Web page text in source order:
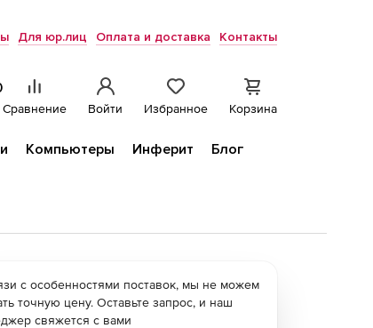
Для юр.лиц Оплата и доставка Контакты
Сравнение Войти Избранное Корзина
Компьютеры Инферит
Блог
с особенностями поставок, мы не можем
точную цену. Оставьте запрос, и наш
свяжется с вами